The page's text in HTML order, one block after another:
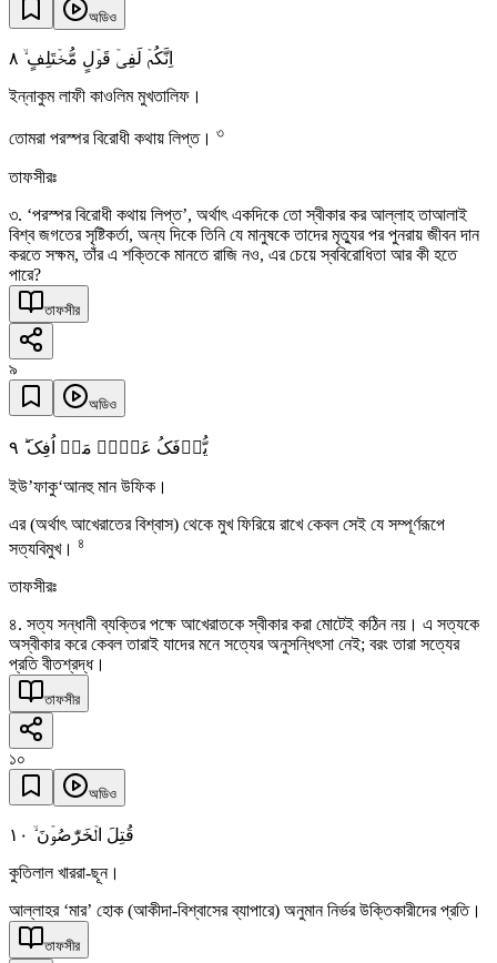
অডিও
اِنَّکُمۡ لَفِیۡ قَوۡلٍ مُّخۡتَلِفٍ ۙ ٨
ইন্নাকুম লাফী কাওলিম মুখতালিফ।
তোমরা পরস্পর বিরোধী কথায় লিপ্ত। ৩
তাফসীরঃ
৩. ‘পরস্পর বিরোধী কথায় লিপ্ত’, অর্থাৎ একদিকে তো স্বীকার কর আল্লাহ তাআলাই
বিশ্ব জগতের সৃষ্টিকর্তা, অন্য দিকে তিনি যে মানুষকে তাদের মৃত্যুর পর পুনরায় জীবন দান
করতে সক্ষম, তাঁর এ শক্তিকে মানতে রাজি নও, এর চেয়ে স্ববিরোধিতা আর কী হতে
পারে?
তাফসীর
৯
অডিও
یُّؤۡفَکُ عَنۡہُ مَنۡ اُفِکَ ؕ ٩
ইউ’ফাকু‘আনহু মান উফিক।
এর (অর্থাৎ আখেরাতের বিশ্বাস) থেকে মুখ ফিরিয়ে রাখে কেবল সেই যে সম্পূর্ণরূপে
সত্যবিমুখ। ৪
তাফসীরঃ
৪. সত্য সন্ধানী ব্যক্তির পক্ষে আখেরাতকে স্বীকার করা মোটেই কঠিন নয়। এ সত্যকে
অস্বীকার করে কেবল তারাই যাদের মনে সত্যের অনুসন্ধিৎসা নেই; বরং তারা সত্যের
প্রতি বীতশ্রদ্ধ।
তাফসীর
১০
অডিও
قُتِلَ الۡخَرّٰصُوۡنَ ۙ ١۰
কুতিলাল খাররা-ছূন।
আল্লাহর ‘মার’ হোক (আকীদা-বিশ্বাসের ব্যাপারে) অনুমান নির্ভর উক্তিকারীদের প্রতি।
তাফসীর